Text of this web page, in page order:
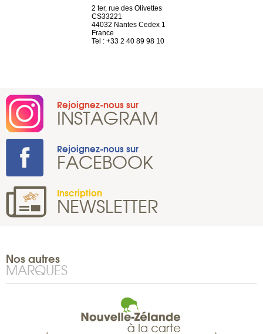
2 ter, rue des Olivettes
CS33221
44032 Nantes Cedex 1
France
Tel : +33 2 40 89 98 10
Rejoignez-nous sur
INSTAGRAM
Rejoignez-nous sur
FACEBOOK
Inscription
NEWSLETTER
Nos autres
MARQUES